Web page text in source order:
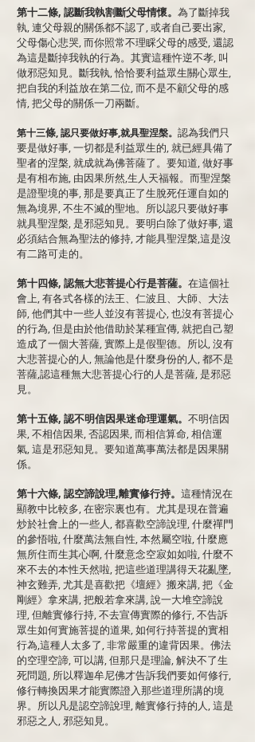
第十二條, 認斷我執割斷父母情懷。 為了斷掉我
執, 連父母親的關係都不認了, 或者自己要出家,
父母傷心悲哭, 而你照常不理睬父母的感受, 還認
為這是斷掉我執的行為。其實這種忤逆不孝, 叫
做邪惡知見。斷我執, 恰恰要利益眾生關心眾生,
把自我的利益放在第二位, 而不是不顧父母的感
情, 把父母的關係一刀兩斷。
第十三條, 認只要做好事,就具聖涅槃。 認為我們只
要是做好事, 一切都是利益眾生的, 就已經具備了
聖者的涅槃, 就成就為佛菩薩了。要知道, 做好事
是有相布施, 由因果所然,生人天福報。而聖涅槃
是證聖境的事, 那是要真正了生脫死任運自如的
無為境界, 不生不滅的聖地。所以認只要做好事
就具聖涅槃, 是邪惡知見。要明白除了做好事, 還
必須結合無為聖法的修持, 才能具聖涅槃,這是沒
有二路可走的。
第十四條, 認無大悲菩提心行是菩薩。 在這個社
會上, 有各式各樣的法王、仁波且、大師、大法
師, 他們其中一些人並沒有菩提心, 也沒有菩提心
的行為, 但是由於他借助於某種宣傳, 就把自己塑
造成了一個大菩薩, 實際上是假聖德。所以, 沒有
大悲菩提心的人, 無論他是什麼身份的人, 都不是
菩薩,認這種無大悲菩提心行的人是菩薩, 是邪惡
見。
第十五條, 認不明信因果迷命理運氣。 不明信因
果, 不相信因果, 否認因果, 而相信算命, 相信運
氣, 這是邪惡知見。要知道萬事萬法都是因果關
係。
第十六條, 認空諦說理,離實修行持。 這種情況在
顯教中比較多, 在密宗裏也有。尤其是現在普遍
炒於社會上的一些人, 都喜歡空諦說理, 什麼禪門
的參悟啦, 什麼萬法無自性, 本然屬空啦, 什麼應
無所住而生其心啊, 什麼意念空寂如如啦, 什麼不
來不去的本性天然啦, 把這些道理講得天花亂墜,
神玄難弄, 尤其是喜歡把《壇經》搬來講, 把《金
剛經》拿來講, 把般若拿來講, 說一大堆空諦說
理, 但離實修行持, 不去宣傳實際的修行, 不告訴
眾生如何實施菩提的道果, 如何行持菩提的實相
行為,這種人太多了, 非常嚴重的違背因果。佛法
的空理空諦, 可以講, 但那只是理論, 解決不了生
死問題, 所以釋迦牟尼佛才告訴我們要如何修行,
修行轉換因果才能實際證入那些道理所講的境
界。所以凡是認空諦說理, 離實修行持的人, 這是
邪惡之人, 邪惡知見。